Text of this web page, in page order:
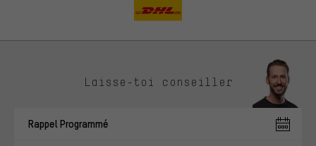
Laisse-toi conseiller
Rappel Programmé
Des offres plus adaptées
Au lieu de pubs au hasard, nous afficherons des offres plus
intérêts et à te présenter des offres et des conseils sur mesure.